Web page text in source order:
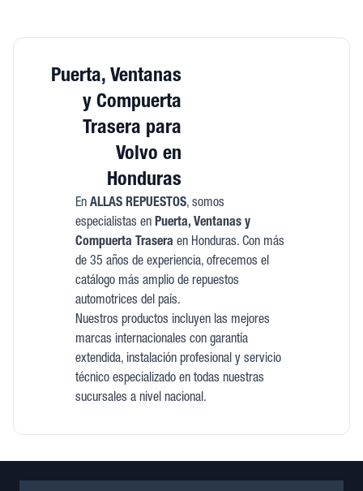
Puerta, Ventanas
y Compuerta
Trasera para
Volvo en
Honduras
En ALLAS REPUESTOS, somos
especialistas en Puerta, Ventanas y
Compuerta Trasera en Honduras. Con más
de 35 años de experiencia, ofrecemos el
catálogo más amplio de repuestos
automotrices del país.
Nuestros productos incluyen las mejores
marcas internacionales con garantía
extendida, instalación profesional y servicio
técnico especializado en todas nuestras
sucursales a nivel nacional.